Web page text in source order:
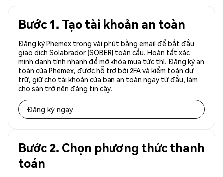
Bước 1. Tạo tài khoản an toàn
Đăng ký Phemex trong vài phút bằng email để bắt đầu
giao dịch Solabrador (SOBER) toàn cầu. Hoàn tất xác
minh danh tính nhanh để mở khóa mua tức thì. Đăng ký an
toàn của Phemex, được hỗ trợ bởi 2FA và kiểm toán dự
trữ, giữ cho tài khoản của bạn an toàn ngay từ đầu, làm
cho sàn trở nên đáng tin cậy.
Đăng ký ngay
Bước 2. Chọn phương thức thanh
toán